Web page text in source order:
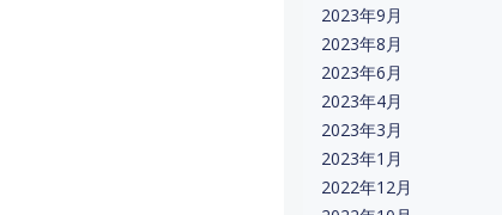
2023年9月
2023年8月
2023年6月
2023年4月
2023年3月
2023年1月
2022年12月